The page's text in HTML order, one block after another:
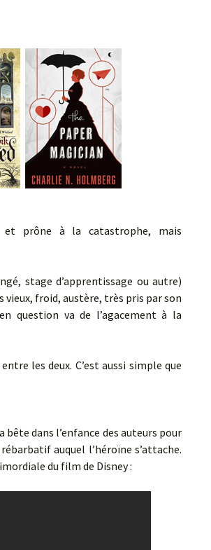
Autres
et prône à la catastrophe, mais
stage d’apprentissage ou autre)
froid, austère, très pris par son
question va de l’agacement à la
les deux. C’est aussi simple que
dans l’enfance des auteurs pour
auquel l’héroïne s’attache.
du film de Disney :